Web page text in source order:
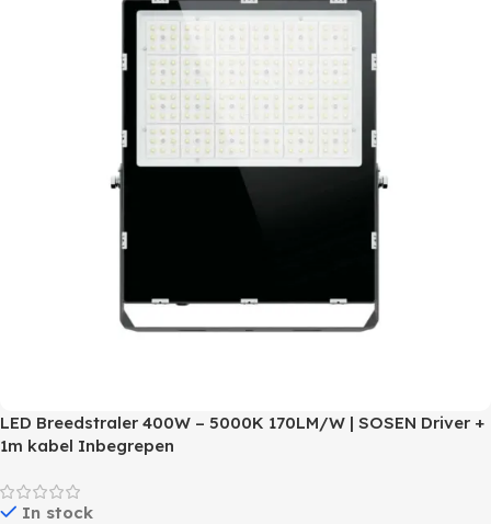
LED Breedstraler 400W – 5000K 170LM/W | SOSEN Driver +
1m kabel Inbegrepen
In stock